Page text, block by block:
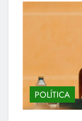
POLÍTICA